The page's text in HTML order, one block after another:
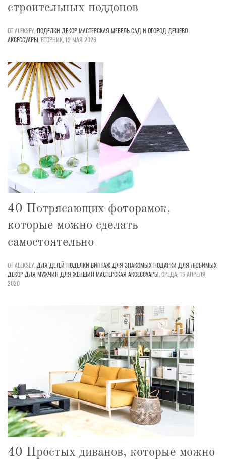
строительных поддонов
ОТ ALEKSEY,ПОДЕЛКИ ДЕКОРМАСТЕРСКАЯ МЕБЕЛЬСАД И ОГОРОДДЕШЕВО
АКСЕССУАРЫ,ВТОРНИК, 12 МАЯ 2026
40 Потрясающих фоторамок,
которые можно сделать
самостоятельно
ОТ ALEKSEY,ДЛЯ ДЕТЕЙ ПОДЕЛКИ ВИНТАЖДЛЯ ЗНАКОМЫХПОДАРКИ ДЛЯ ЛЮБИМЫХ
ДЕКОРДЛЯ МУЖЧИН ДЛЯ ЖЕНЩИН МАСТЕРСКАЯ АКСЕССУАРЫ,СРЕДА, 15 АПРЕЛЯ
2020
40 Простых диванов, которые можно